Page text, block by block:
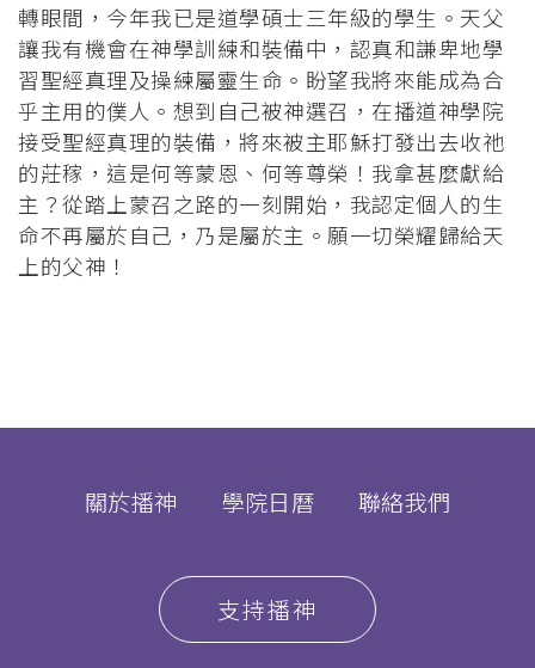
轉眼間，今年我已是道學碩士三年級的學生。天父
讓我有機會在神學訓練和裝備中，認真和謙卑地學
習聖經真理及操練屬靈生命。盼望我將來能成為合
乎主用的僕人。想到自己被神選召，在播道神學院
接受聖經真理的裝備，將來被主耶穌打發出去收祂
的莊稼，這是何等蒙恩、何等尊榮！我拿甚麼獻給
主？從踏上蒙召之路的一刻開始，我認定個人的生
命不再屬於自己，乃是屬於主。願一切榮耀歸給天
上的父神！
關於播神 學院日曆 聯絡我們
支持播神